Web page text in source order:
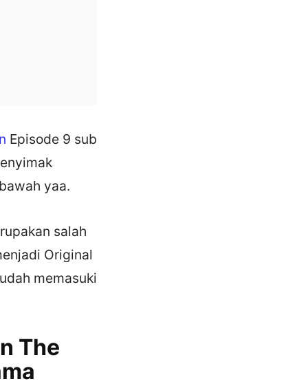
Episode 9 sub
yaa.
salah
Original
memasuki
The